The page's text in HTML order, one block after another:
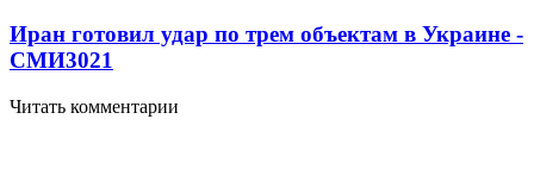
Иран готовил удар по трем объектам в Украине -
СМИ3021
Читать комментарии